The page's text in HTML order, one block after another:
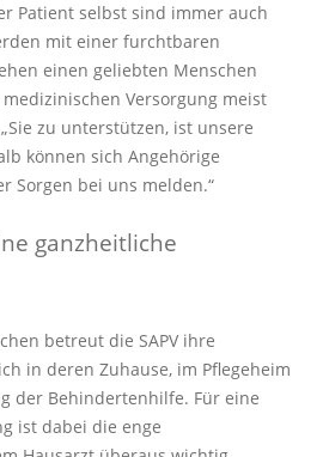
Patient selbst sind immer auch
mit einer furchtbaren
einen geliebten Menschen
Versorgung meist
zu unterstützen, ist unsere
können sich Angehörige
Sorgen bei uns melden.“
ganzheitliche
betreut die SAPV ihre
in deren Zuhause, im Pflegeheim
der Behindertenhilfe. Für eine
ist dabei die enge